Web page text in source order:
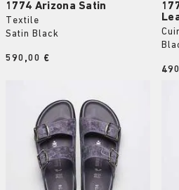
1774 Arizona Satin
Textile
Satin Black
Price:
590,00 €